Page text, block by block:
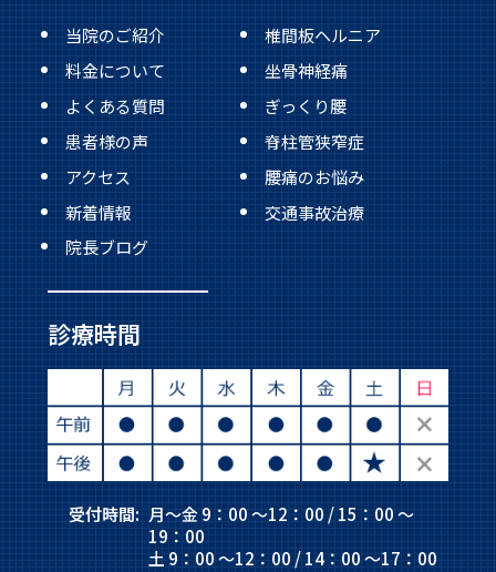
当院のご紹介
料金について
よくある質問
患者様の声
アクセス
新着情報
椎間板ヘルニア
坐骨神経痛
ぎっくり腰
脊柱管狭窄症
腰痛のお悩み
交通事故治療
院長ブログ
診療時間
受付時間: 月～金 9：00 ～12：00 / 15：00 ～
19：00
土 9：00 ～12：00 / 14：00 ～17：00